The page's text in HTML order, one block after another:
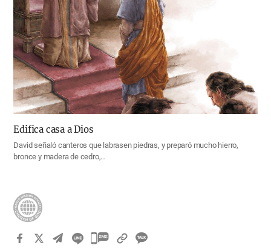
Edifica casa a Dios
David señaló canteros que labrasen piedras, y preparó mucho hierro,
bronce y madera de cedro,…
카